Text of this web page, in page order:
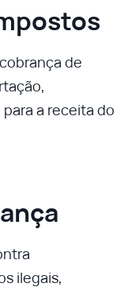
de
a receita do
ilegais,